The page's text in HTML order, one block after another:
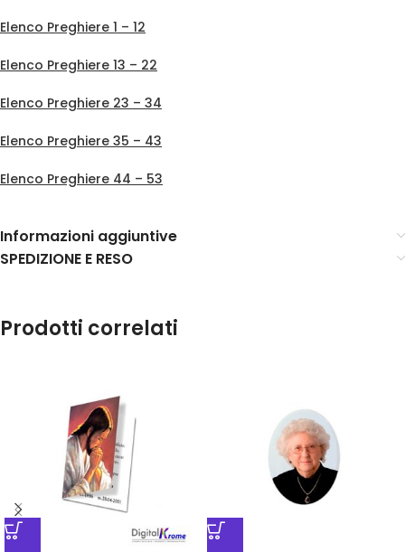
Elenco Preghiere 1 – 12
Elenco Preghiere 13 – 22
Elenco Preghiere 23 – 34
Elenco Preghiere 35 – 43
Elenco Preghiere 44 – 53
Informazioni aggiuntive
SPEDIZIONE E RESO
Prodotti correlati